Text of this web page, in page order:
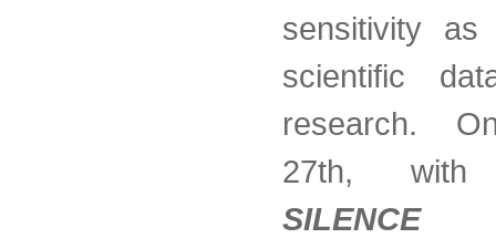
sensitivity
scientific
research.
27th,